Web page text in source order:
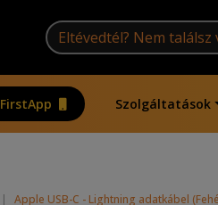
FirstApp Szolgáltatások
| Apple USB-C - Lightning adatkábel